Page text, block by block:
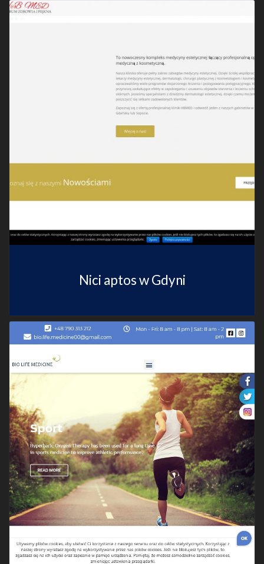
Nici aptos w Gdyni